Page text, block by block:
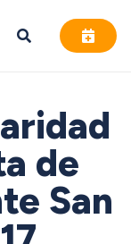
de
San